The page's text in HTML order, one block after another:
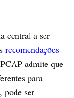
central a ser
recomendações
admite que
para
pode ser